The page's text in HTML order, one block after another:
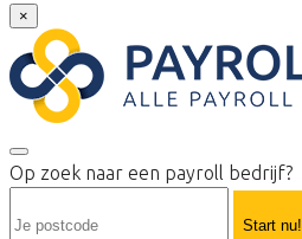
×
Op zoek naar een payroll bedrijf?
Start nu!